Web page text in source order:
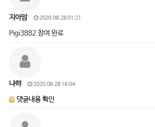
지아맘 2020.08.28 01:21
Pigi3882 참여 완료
냐햐 2020.08.28 16:04
댓글내용 확인